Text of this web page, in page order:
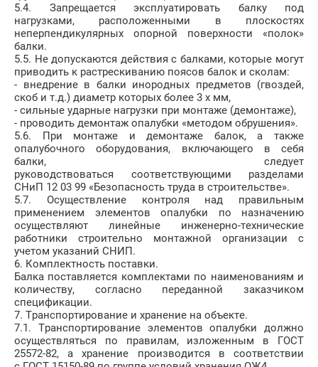
5.4. Запрещается эксплуатировать балку под
нагрузками, расположенными в плоскостях
неперпендикулярных опорной поверхности «полок»
балки.
5.5. Не допускаются действия с балками, которые могут
приводить к растрескиванию поясов балок и сколам:
- внедрение в балки инородных предметов (гвоздей,
скоб и т.д.) диаметр которых более 3 х мм,
- сильные ударные нагрузки при монтаже (демонтаже),
- проводить демонтаж опалубки «методом обрушения».
5.6. При монтаже и демонтаже балок, а также
опалубочного оборудования, включающего в себя
балки, следует
руководствоваться соответствующими разделами
СНиП 12 03 99 «Безопасность труда в строительстве».
5.7. Осуществление контроля над правильным
применением элементов опалубки по назначению
осуществляют линейные инженерно-технические
работники строительно монтажной организации с
учетом указаний СНИП.
6. Комплектность поставки.
Балка поставляется комплектами по наименованиям и
количеству, согласно переданной заказчиком
спецификации.
7. Транспортирование и хранение на объекте.
7.1. Транспортирование элементов опалубки должно
осуществляться по правилам, изложенным в ГОСТ
25572-82, а хранение производится в соответствии